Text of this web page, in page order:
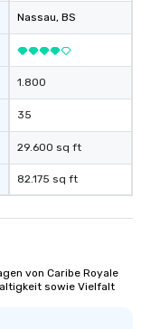
Nassau, BS
1.800
35
29.600 sq ft
82.175 sq ft
von Caribe Royale
sowie Vielfalt